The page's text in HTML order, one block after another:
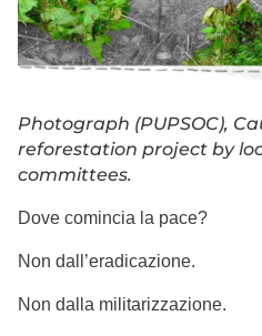
Photograph (PUPSOC),
reforestation project by
committees.
Dove comincia la pace?
Non dall’eradicazione.
Non dalla militarizzazione.